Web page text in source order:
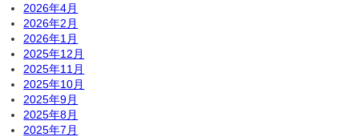
2026年4月
2026年2月
2026年1月
2025年12月
2025年11月
2025年10月
2025年9月
2025年8月
2025年7月